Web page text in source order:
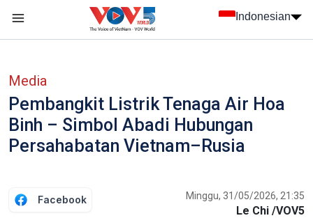
Indonesian
Media
Pembangkit Listrik Tenaga Air Hoa
Binh – Simbol Abadi Hubungan
Persahabatan Vietnam–Rusia
Facebook Minggu, 31/05/2026, 21:35
Le Chi /VOV5